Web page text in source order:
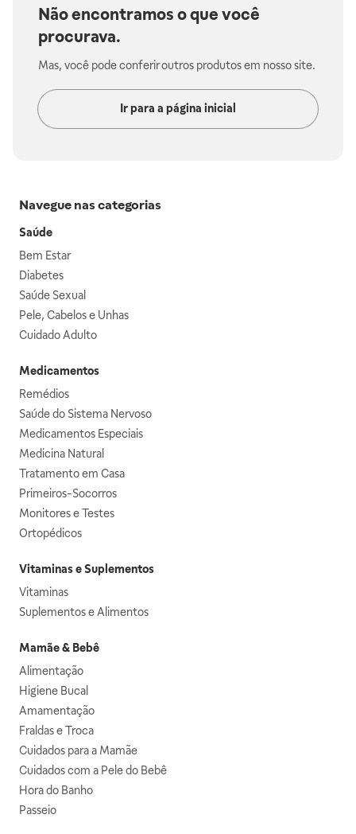
Não encontramos o que você
procurava.
Mas, você pode conferir outros produtos em nosso site.
Ir para a página inicial
Navegue nas categorias
Saúde
Bem Estar
Diabetes
Saúde Sexual
Pele, Cabelos e Unhas
Cuidado Adulto
Medicamentos
Remédios
Saúde do Sistema Nervoso
Medicamentos Especiais
Medicina Natural
Tratamento em Casa
Primeiros-Socorros
Monitores e Testes
Ortopédicos
Vitaminas e Suplementos
Vitaminas
Suplementos e Alimentos
Mamãe & Bebê
Alimentação
Higiene Bucal
Amamentação
Fraldas e Troca
Cuidados para a Mamãe
Cuidados com a Pele do Bebê
Hora do Banho
Passeio